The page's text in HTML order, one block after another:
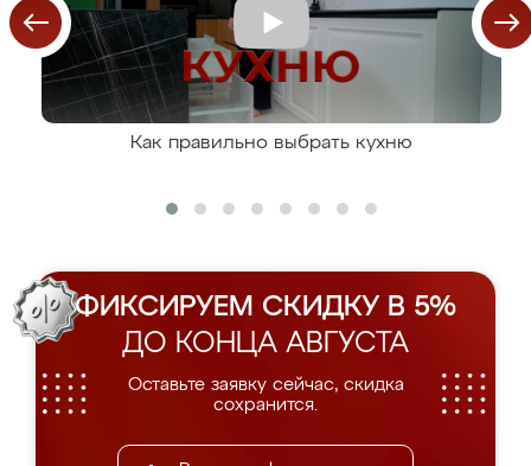
Как правильно выбрать кухню
ФИКСИРУЕМ СКИДКУ В 5%
ДО КОНЦА АВГУСТА
Оставьте заявку сейчас, скидка
сохранится.